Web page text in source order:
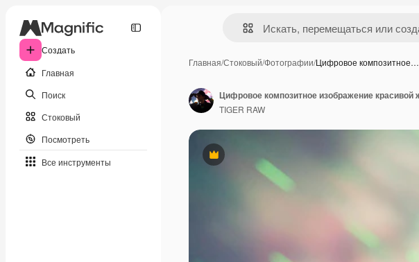
Создать
Главная
Поиск
Стоковый
Посмотреть
Все инструменты
Главная/Стоковый/Фотографии/Цифровое композитное…
Премиум
TIGER RAW